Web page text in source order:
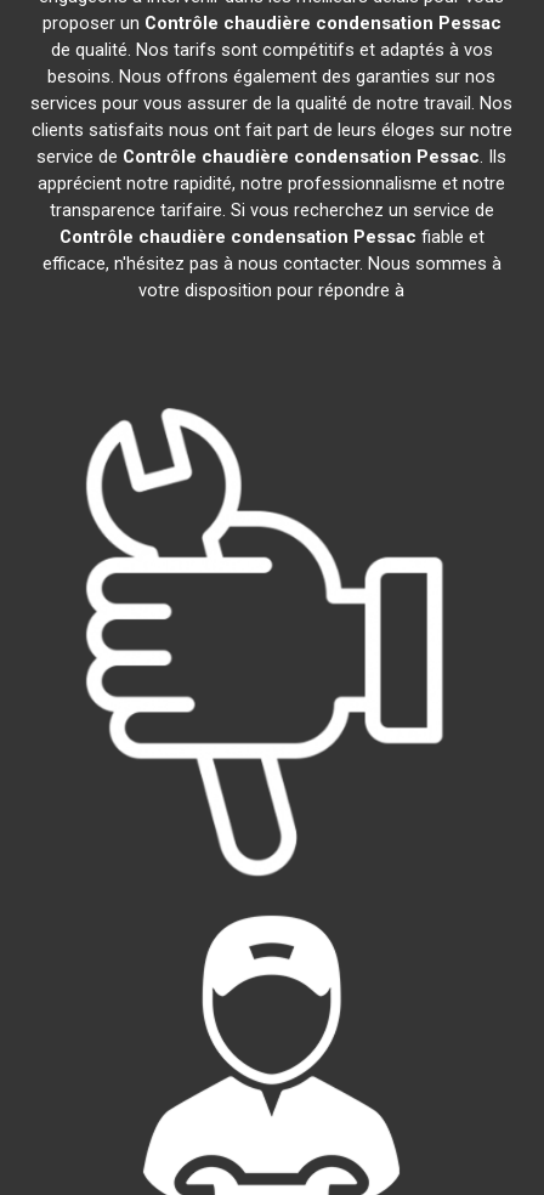
proposer un Contrôle chaudière condensation Pessac
de qualité. Nos tarifs sont compétitifs et adaptés à vos
besoins. Nous offrons également des garanties sur nos
services pour vous assurer de la qualité de notre travail. Nos
clients satisfaits nous ont fait part de leurs éloges sur notre
service de Contrôle chaudière condensation Pessac. Ils
apprécient notre rapidité, notre professionnalisme et notre
transparence tarifaire. Si vous recherchez un service de
Contrôle chaudière condensation Pessac fiable et
efficace, n'hésitez pas à nous contacter. Nous sommes à
votre disposition pour répondre à